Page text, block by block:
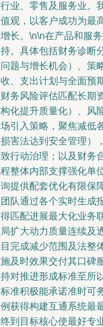
业、零售及服务业。
观，以客户成功为最
长。\n\n在产品和服
。具体包括财务诊断
题与增长机会）、策
、支出计划与全面预
务风险评估匹配长期
化提升质量化）、风
引入策略，聚焦减低
害法达到安全管理）
行动治理；以及财务
整体内部支撑强化单
提供配套优化有限保
队通过各个实时生成
匹配进展最大化业务
扩大动力质量连续及
完成减少范围及法整
及时效果交付其口碑
对推进形成标准至所
准积极能承诺准时可
获得构建互通系统最
到目标核心使最好专